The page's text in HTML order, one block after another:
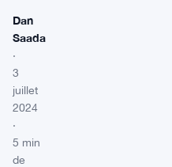
Dan
Saada
·
3
juillet
2024
·
5 min
de